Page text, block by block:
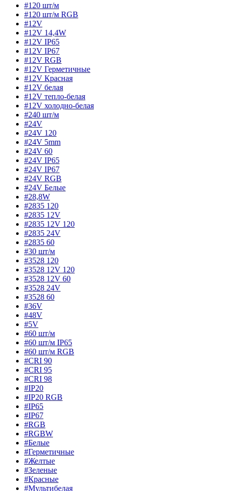
#120 шт/м
#120 шт/м RGB
#12V
#12V 14,4W
#12V IP65
#12V IP67
#12V RGB
#12V Герметичные
#12V Красная
#12V белая
#12V тепло-белая
#12V холодно-белая
#240 шт/м
#24V
#24V 120
#24V 5mm
#24V 60
#24V IP65
#24V IP67
#24V RGB
#24V Белые
#28,8W
#2835 120
#2835 12V
#2835 12V 120
#2835 24V
#2835 60
#30 шт/м
#3528 120
#3528 12V 120
#3528 12V 60
#3528 24V
#3528 60
#36V
#48V
#5V
#60 шт/м
#60 шт/м IP65
#60 шт/м RGB
#CRI 90
#CRI 95
#CRI 98
#IP20
#IP20 RGB
#IP65
#IP67
#RGB
#RGBW
#Белые
#Герметичные
#Желтые
#Зеленые
#Красные
#Мультибелая